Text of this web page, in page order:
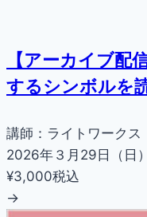
【アーカイブ配
するシンボルを
講師：ライトワークス
2026年３月29日（日
¥3,000税込
→